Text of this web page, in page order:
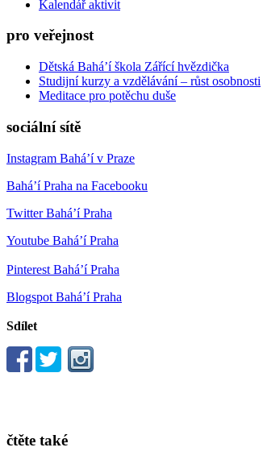
Kalendář aktivit
pro veřejnost
Dětská Bahá’í škola Zářící hvězdička
Studijní kurzy a vzdělávání – růst osobnosti
Meditace pro potěchu duše
sociální sítě
Instagram Bahá’í v Praze
Bahá’í Praha na Facebooku
Twitter Bahá’í Praha
Youtube Bahá’í Praha
Pinterest Bahá’í Praha
Blogspot Bahá’í Praha
Sdílet
čtěte také